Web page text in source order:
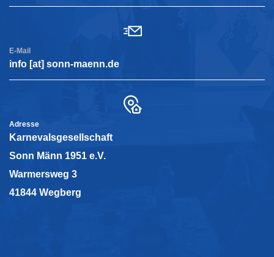
E-Mail
info [at] sonn-maenn.de
Adresse
Karnevalsgesellschaft
Sonn Männ 1951 e.V.
Warmersweg 3
41844 Wegberg